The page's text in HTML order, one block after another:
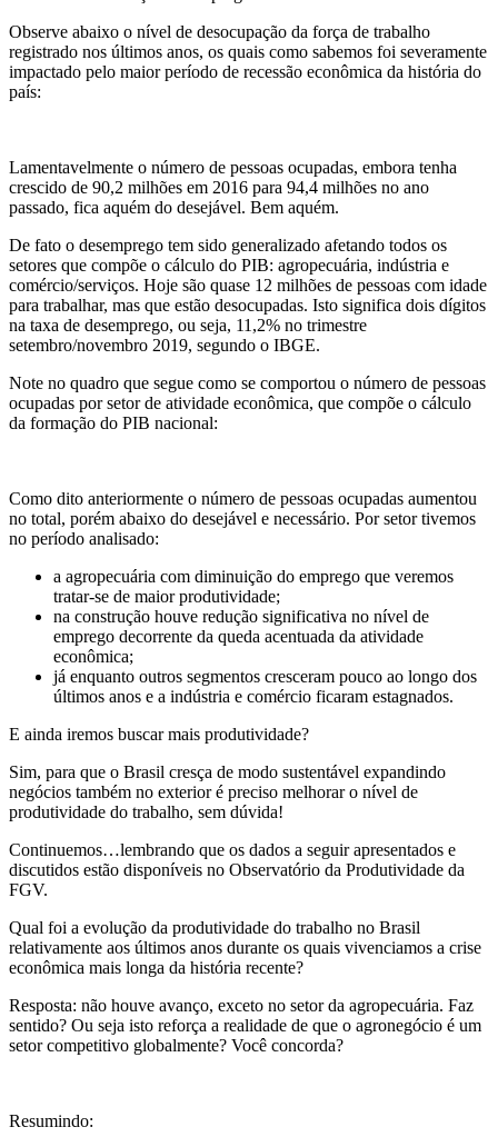
Observe abaixo o nível de desocupação da força de trabalho
registrado nos últimos anos, os quais como sabemos foi severamente
impactado pelo maior período de recessão econômica da história do
país:
Lamentavelmente o número de pessoas ocupadas, embora tenha
crescido de 90,2 milhões em 2016 para 94,4 milhões no ano
passado, fica aquém do desejável. Bem aquém.
De fato o desemprego tem sido generalizado afetando todos os
setores que compõe o cálculo do PIB: agropecuária, indústria e
comércio/serviços. Hoje são quase 12 milhões de pessoas com idade
para trabalhar, mas que estão desocupadas. Isto significa dois dígitos
na taxa de desemprego, ou seja, 11,2% no trimestre
setembro/novembro 2019, segundo o IBGE.
Note no quadro que segue como se comportou o número de pessoas
ocupadas por setor de atividade econômica, que compõe o cálculo
da formação do PIB nacional:
Como dito anteriormente o número de pessoas ocupadas aumentou
no total, porém abaixo do desejável e necessário. Por setor tivemos
no período analisado:
a agropecuária com diminuição do emprego que veremos
tratar-se de maior produtividade;
na construção houve redução significativa no nível de
emprego decorrente da queda acentuada da atividade
econômica;
já enquanto outros segmentos cresceram pouco ao longo dos
últimos anos e a indústria e comércio ficaram estagnados.
E ainda iremos buscar mais produtividade?
Sim, para que o Brasil cresça de modo sustentável expandindo
negócios também no exterior é preciso melhorar o nível de
produtividade do trabalho, sem dúvida!
Continuemos…lembrando que os dados a seguir apresentados e
discutidos estão disponíveis no Observatório da Produtividade da
FGV.
Qual foi a evolução da produtividade do trabalho no Brasil
relativamente aos últimos anos durante os quais vivenciamos a crise
econômica mais longa da história recente?
Resposta: não houve avanço, exceto no setor da agropecuária. Faz
sentido? Ou seja isto reforça a realidade de que o agronegócio é um
setor competitivo globalmente? Você concorda?
Resumindo: